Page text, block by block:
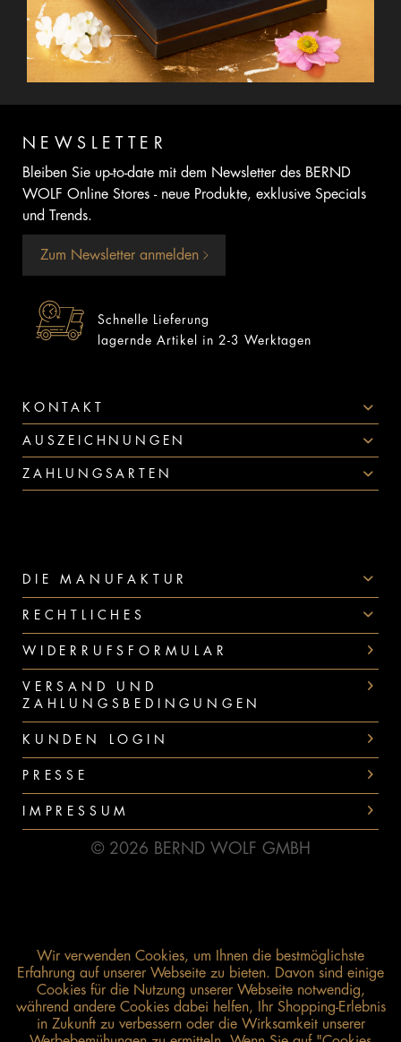
NEWSLETTER
Bleiben Sie up-to-date mit dem Newsletter des BERND
WOLF Online Stores - neue Produkte, exklusive Specials
und Trends.
Zum Newsletter anmelden
Schnelle Lieferung
lagernde Artikel in 2-3 Werktagen
KONTAKT
AUSZEICHNUNGEN
ZAHLUNGSARTEN
DIE MANUFAKTUR
RECHTLICHES
WIDERRUFSFORMULAR
VERSAND UND
ZAHLUNGSBEDINGUNGEN
KUNDEN LOGIN
PRESSE
IMPRESSUM
© 2026 BERND WOLF GMBH
Wir verwenden Cookies, um Ihnen die bestmöglichste
Erfahrung auf unserer Webseite zu bieten. Davon sind einige
Cookies für die Nutzung unserer Webseite notwendig,
während andere Cookies dabei helfen, Ihr Shopping-Erlebnis
in Zukunft zu verbessern oder die Wirksamkeit unserer